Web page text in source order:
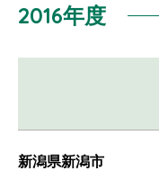
2016年度
新潟県新潟市